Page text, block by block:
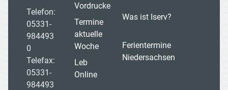
Telefon:
05331-
984493
0
Telefax:
05331-
984493
Vordrucke
Termine
aktuelle
Woche
Leb
Online
Was ist Iserv?
Ferientermine
Niedersachsen